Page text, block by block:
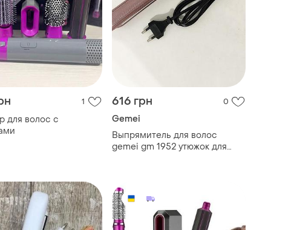
1
для волос с
616 грн 0
Gemei
Выпрямитель для волос
gemei gm 1952 утюжок для